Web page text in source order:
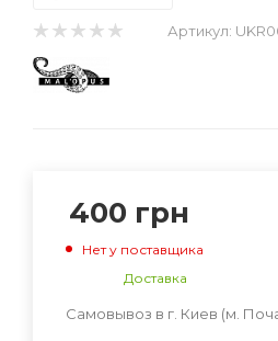
Артикул:
400 грн
Нет у поставщика
Доставка
Самовывоз в г. Киев (м.